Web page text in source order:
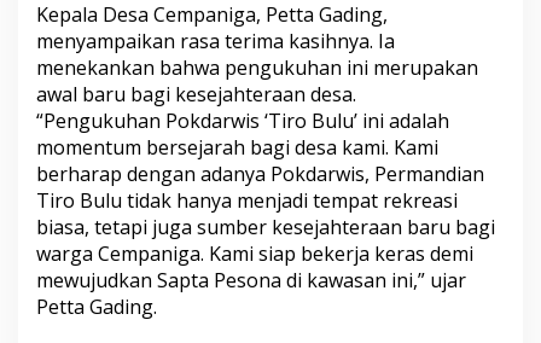
a
r
B
o
n
e
:
J
d
i
G
a
r
d
Kepala Desa Cempaniga, Petta Gading,
menyampaikan rasa terima kasihnya. Ia
menekankan bahwa pengukuhan ini merupakan
awal baru bagi kesejahteraan desa.
“Pengukuhan Pokdarwis ‘Tiro Bulu’ ini adalah
momentum bersejarah bagi desa kami. Kami
berharap dengan adanya Pokdarwis, Permandian
Tiro Bulu tidak hanya menjadi tempat rekreasi
biasa, tetapi juga sumber kesejahteraan baru bagi
warga Cempaniga. Kami siap bekerja keras demi
mewujudkan Sapta Pesona di kawasan ini,” ujar
Petta Gading.